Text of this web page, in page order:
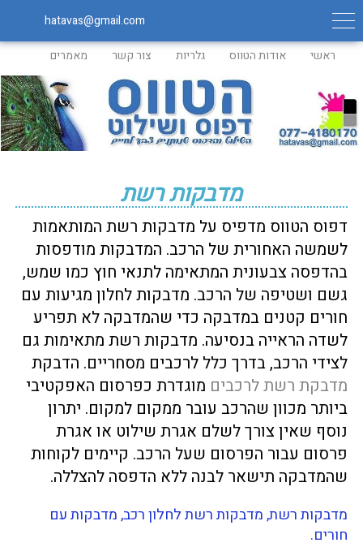
ראשי אודות הטווס גלריות צור קשר מאמרים
מדבקות רשת
דפוס הטווס מדפיס על מדבקות רשת המותאמות
לשמשה האחורית של הרכב. המדבקות מודפסות
בהדפסה צבעונית המתאימה לתנאי חוץ כמו שמש,
גשם ושטיפה של הרכב. מדבקות לחלון מגיעות עם
חורים קטנים במדבקה כדי שהמדבקה לא תפריע
לשדה הראייה בנסיעה. מדבקות רשת מתאימות גם
לצידי הרכב, בדרך כלל לרכבים מסחריים. הדבקת
מדבקת רשת לרכבים מוגדרת כפרסום האפקטיבי
ביותר מכוון שהרכב עובר ממקום למקום. יתרון
נוסף שאין צורך לשלם אגרת שילוט או אגרת
פרסום עבור הפרסום שעל הרכב. קיימים לקוחות
שהמדבקה תישאר לבנה ללא הדפסה להצללה.
מדבקות רשת, מדבקות רשת לחלון רכב, מדבקות עם
חורים.
hatavas@gmail.com